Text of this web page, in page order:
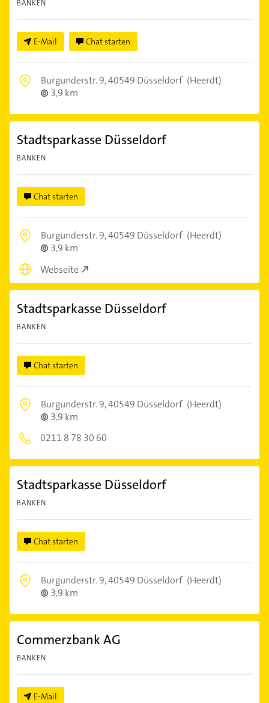
BANKEN
E-Mail Chat starten
Burgunderstr. 9,40549 Düsseldorf (Heerdt)
3,9 km
Stadtsparkasse Düsseldorf
BANKEN
Chat starten
Burgunderstr. 9,40549 Düsseldorf (Heerdt)
3,9 km
Webseite
Stadtsparkasse Düsseldorf
BANKEN
Chat starten
Burgunderstr. 9,40549 Düsseldorf (Heerdt)
3,9 km
0211 8 78 30 60
Stadtsparkasse Düsseldorf
BANKEN
Chat starten
Burgunderstr. 9,40549 Düsseldorf (Heerdt)
3,9 km
Commerzbank AG
BANKEN
E-Mail